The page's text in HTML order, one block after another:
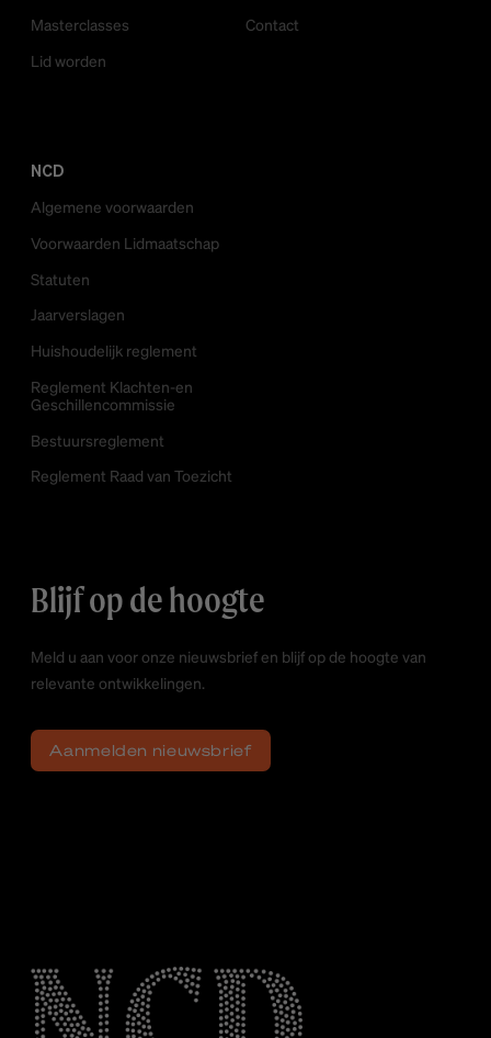
Masterclasses
Lid worden
Contact
NCD
Algemene voorwaarden
Voorwaarden Lidmaatschap
Statuten
Jaarverslagen
Huishoudelijk reglement
Reglement Klachten-en
Geschillencommissie
Bestuursreglement
Reglement Raad van Toezicht
Blijf op de hoogte
Meld u aan voor onze nieuwsbrief en blijf op de hoogte van
relevante ontwikkelingen.
Aanmelden nieuwsbrief